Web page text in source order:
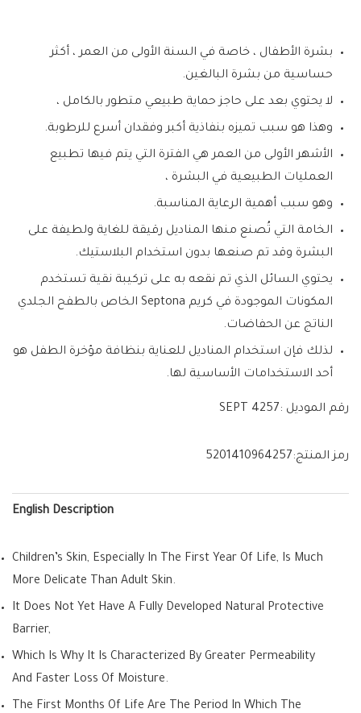
بشرة الأطفال ، خاصة في السنة الأولى من العمر ، أكثر
حساسية من بشرة البالغين.
لا يحتوي بعد على حاجز حماية طبيعي متطور بالكامل ،
وهذا هو سبب تميزه بنفاذية أكبر وفقدان أسرع للرطوبة.
الأشهر الأولى من العمر هي الفترة التي يتم فيها تطبيع
العمليات الطبيعية في البشرة ،
وهو سبب أهمية الرعاية المناسبة.
الخامة التي تُصنع منها المناديل رقيقة للغاية ولطيفة على
البشرة وقد تم صنعها بدون استخدام البلاستيك.
يحتوي السائل الذي تم نقعه به على تركيبة نقية تستخدم
المكونات الموجودة في كريم Septona الخاص بالطفح الجلدي
الناتج عن الحفاضات.
لذلك فإن استخدام المناديل للعناية بنظافة مؤخرة الطفل هو
أحد الاستخدامات الأساسية لها.
رقم الموديل : SEPT 4257
رمز المنتج: 5201410964257
English Description
Children’s Skin, Especially In The First Year Of Life, Is Much
More Delicate Than Adult Skin.
It Does Not Yet Have A Fully Developed Natural Protective
Barrier,
Which Is Why It Is Characterized By Greater Permeability
And Faster Loss Of Moisture.
The First Months Of Life Are The Period In Which The